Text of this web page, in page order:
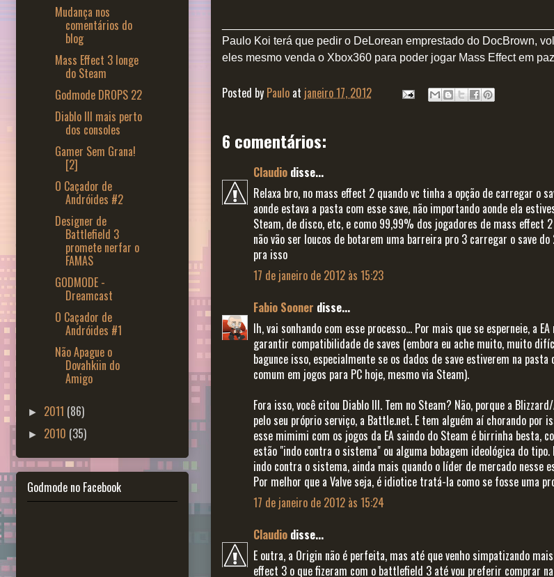
Paulo Koi terá que pedir o DeLorean emprestado do DocBrown,
eles mesmo venda o Xbox360 para poder jogar Mass Effect em
Posted by Paulo at janeiro 17, 2012
6 comentários:
Claudio disse...
Relaxa bro, no mass effect 2 quando vc tinha a opção de carregar o
aonde estava a pasta com esse save, não importando aonde ela
Steam, de disco, etc, e como 99,99% dos jogadores de mass effect
não vão ser loucos de botarem uma barreira pro 3 carregar o save
pra isso
17 de janeiro de 2012 às 15:23
Fabio Sooner disse...
Ih, vai sonhando com esse processo... Por mais que se esperneie, a
garantir compatibilidade de saves (embora eu ache muito, muito
bagunce isso, especialmente se os dados de save estiverem na pasta
comum em jogos para PC hoje, mesmo via Steam).
Fora isso, você citou Diablo III. Tem no Steam? Não, porque a
pelo seu próprio serviço, a Battle.net. E tem alguém aí chorando por
esse mimimi com os jogos da EA saindo do Steam é birrinha besta,
estão "indo contra o sistema" ou alguma bobagem ideológica do tipo.
indo contra o sistema, ainda mais quando o líder de mercado nesse
Por melhor que a Valve seja, é idiotice tratá-la como se fosse uma
17 de janeiro de 2012 às 15:24
Claudio disse...
E outra, a Origin não é perfeita, mas até que venho simpatizando
effect 3 o que fizeram com o battlefield 3 até vou preferir comprar
Mudança nos
comentários do
blog
Mass Effect 3 longe
do Steam
Godmode DROPS 22
Diablo III mais perto
dos consoles
Gamer Sem Grana!
[2]
O Caçador de
Andróides #2
Designer de
Battlefield 3
promete nerfar o
FAMAS
GODMODE -
Dreamcast
O Caçador de
Andróides #1
Não Apague o
Dovahkiin do
Amigo
► 2011 (86)
► 2010 (35)
Godmode no Facebook